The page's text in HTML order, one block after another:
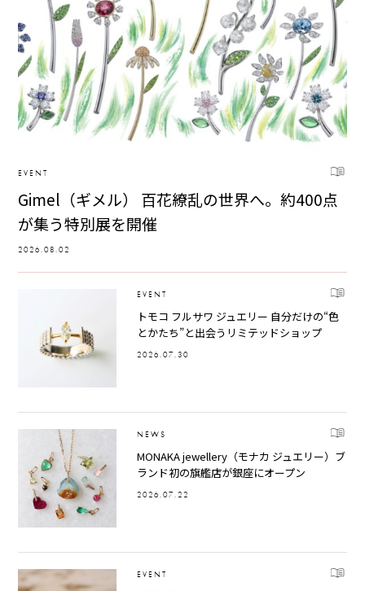
EVENT
Gimel（ギメル） 百花繚乱の世界へ。約400点
が集う特別展を開催
2026.08.02
EVENT
トモコ フルサワ ジュエリー 自分だけの“色
とかたち”と出会うリミテッドショップ
2026.07.30
NEWS
MONAKA jewellery（モナカ ジュエリー）ブ
ランド初の旗艦店が銀座にオープン
2026.07.22
EVENT